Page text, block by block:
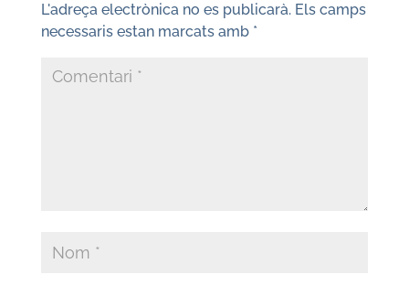
L'adreça electrònica no es publicarà. Els camps
necessaris estan marcats amb *